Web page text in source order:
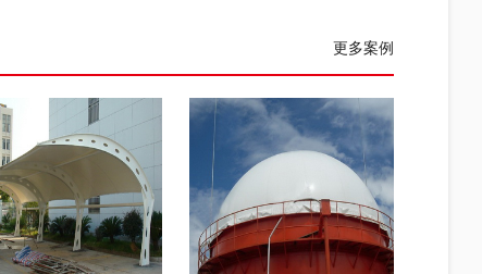
更多案例